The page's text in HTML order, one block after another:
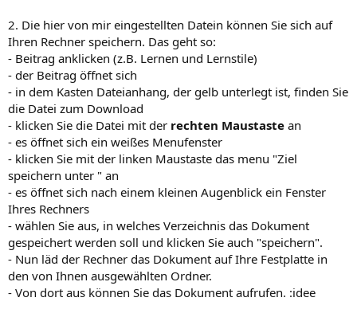
2. Die hier von mir eingestellten Datein können Sie sich auf
Ihren Rechner speichern. Das geht so:
- Beitrag anklicken (z.B. Lernen und Lernstile)
- der Beitrag öffnet sich
- in dem Kasten Dateianhang, der gelb unterlegt ist, finden Sie
die Datei zum Download
- klicken Sie die Datei mit der rechten Maustaste an
- es öffnet sich ein weißes Menufenster
- klicken Sie mit der linken Maustaste das menu "Ziel
speichern unter " an
- es öffnet sich nach einem kleinen Augenblick ein Fenster
Ihres Rechners
- wählen Sie aus, in welches Verzeichnis das Dokument
gespeichert werden soll und klicken Sie auch "speichern".
- Nun läd der Rechner das Dokument auf Ihre Festplatte in
den von Ihnen ausgewählten Ordner.
- Von dort aus können Sie das Dokument aufrufen. :idee